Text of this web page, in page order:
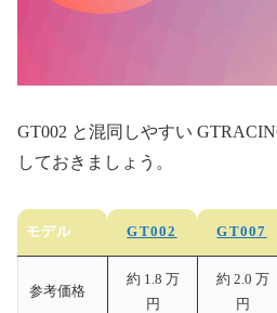
GT002 と混同しやすい
しておきましょう。
モデル GT002 GT007
参考価格
約 1.8 万
円
約 2.0 万
円